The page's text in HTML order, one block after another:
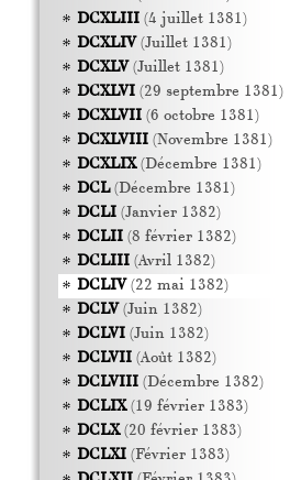
DCXLIII(4 juillet 1381)
DCXLIV(Juillet 1381)
DCXLV(Juillet 1381)
DCXLVI(29 septembre 1381)
DCXLVII(6 octobre 1381)
DCXLVIII(Novembre 1381)
DCXLIX(Décembre 1381)
DCL(Décembre 1381)
DCLI(Janvier 1382)
DCLII(8 février 1382)
DCLIII(Avril 1382)
DCLIV(22 mai 1382)
DCLV(Juin 1382)
DCLVI(Juin 1382)
DCLVII(Août 1382)
DCLVIII(Décembre 1382)
DCLIX(19 février 1383)
DCLX(20 février 1383)
DCLXI(Février 1383)